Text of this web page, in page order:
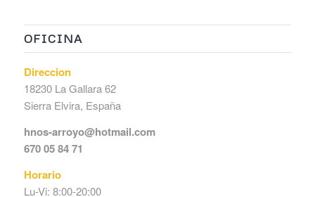
OFICINA
Direccion
18230 La Gallara 62
Sierra Elvira, España
hnos-arroyo@hotmail.com
670 05 84 71
Horario
Lu-Vi: 8:00-20:00